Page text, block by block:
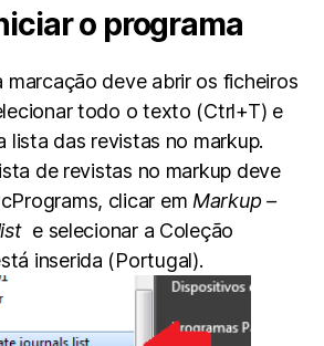
o programa
marcação deve abrir os ficheiros
todo o texto (Ctrl+T) e
lista das revistas no markup.
de revistas no markup deve
clicar em Markup –
e selecionar a Coleção
inserida (Portugal).